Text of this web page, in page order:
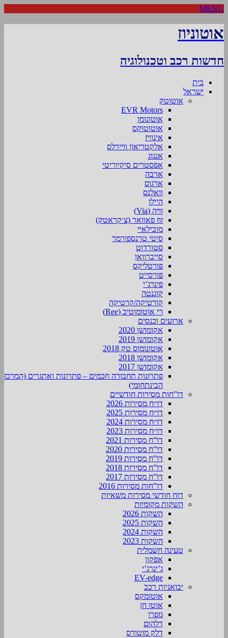
MENU
אוטוניוז
חדשות רכב וטכנולוגיה
בית
ישראל
אוטוטק
EVR Motors
אוטונומו
אוטוטוקס
אינוויז
אלקטריאון וויירלס
אנגוג
אפסטרים סיקיוריטי
ארבה
ארגוס
וואלנס
היילו
וויה (Via)
זוז פאוואר (צ׳קראטק)
מובילאיי
סיטי טרנספורמר
סטורדוט
סייברוואן
פורטליקס
פורסייט
פינרג’י
קוגנטה
קורטיקה/קרטיקה
רי אוטומוטיב (Ree)
ארועים וכנסים
אקומושן 2020
אקומושן 2019
אוטונומוס טק 2018
אקומושן 2018
אקומושן 2017
פתרונות תחבורה חכמים – פתרונות ואתגרים (המרכז
הבינתחומי)
דו”חות מסירות חודשיים
דו״ח מסירות 2026
דו״ח מסירות 2025
דו״ח מסירות 2024
דו״ח מסירות 2023
דו”ח מסירות 2021
דו”ח מסירות 2020
דו”ח מסירות 2019
דו”ח מסירות 2018
דו”ח מסירות 2017
דו”חות מסירות 2016
דוח חודשי מסירות משאיות
השקות מקומיות
השקות 2026
השקות 2025
השקות 2024
השקות 2023
טעינה חשמלית
אפקון
ג’ינרג’י
EV-edge
יבואניות רכב
אוטומקס
אוטו חן
גזפרו
דלהום
דלק מוטורס